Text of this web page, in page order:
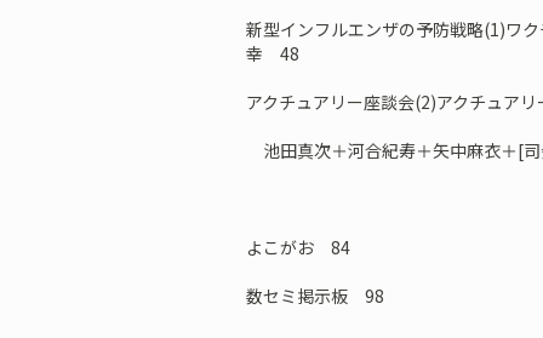
新型インフルエンザの予防戦略(1)ワ
幸 48
アクチュアリー座談会(2)アクチュアリ
池田真次＋河合紀寿＋矢中麻衣＋[
よこがお 84
数セミ掲示板 98